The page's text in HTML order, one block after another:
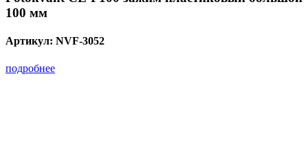
100 мм
Артикул: NVF-3052
подробнее